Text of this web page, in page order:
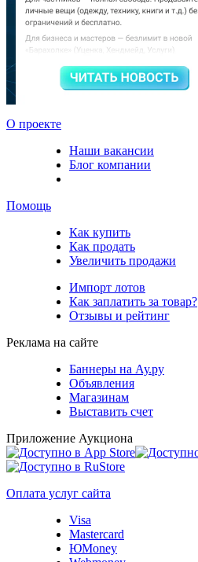
О проекте
Наши вакансии
Блог компании
Помощь
Как купить
Как продать
Увеличить продажи
Импорт лотов
Как заплатить за товар?
Отзывы и рейтинг
Реклама на сайте
Баннеры на Ау.ру
Объявления
Магазинам
Выставить счет
Приложение Аукциона
Оплата услуг сайта
Visa
Mastercard
ЮMoney